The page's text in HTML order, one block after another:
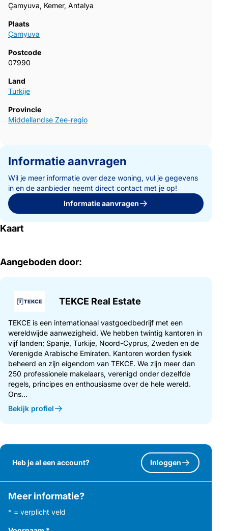
Çamyuva, Kemer, Antalya
Plaats
Çamyuva
Postcode
07990
Land
Turkije
Provincie
Middellandse Zee-regio
Informatie aanvragen
Wil je meer informatie over deze woning, vul je gegevens
in en de aanbieder neemt direct contact met je op!
Informatie aanvragen
Kaart
Aangeboden door:
TEKCE Real Estate
TEKCE is een internationaal vastgoedbedrijf met een
wereldwijde aanwezigheid. We hebben twintig kantoren in
vijf landen; Spanje, Turkije, Noord-Cyprus, Zweden en de
Verenigde Arabische Emiraten. Kantoren worden fysiek
beheerd en zijn eigendom van TEKCE. We zijn meer dan
250 professionele makelaars, verenigd onder dezelfde
regels, principes en enthousiasme over de hele wereld.
Ons...
Bekijk profiel
Heb je al een account? Inloggen
Meer informatie?
* = verplicht veld